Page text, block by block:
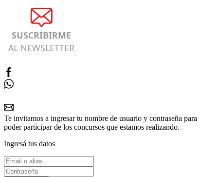
SUSCRIBIRME
AL NEWSLETTER
Te invitamos a ingresar tu nombre de usuario y contraseña para
poder participar de los concursos que estamos realizando.
Ingresá tus datos